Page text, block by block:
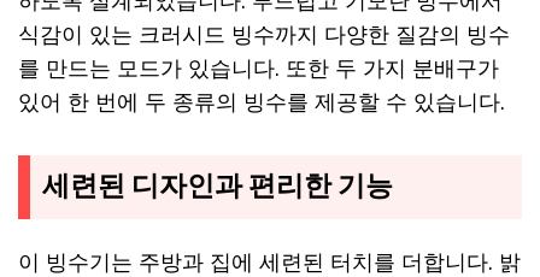
식감이 있는 크러시드 빙수까지 다양한 질감의 빙수
를 만드는 모드가 있습니다. 또한 두 가지 분배구가
있어 한 번에 두 종류의 빙수를 제공할 수 있습니다.
세련된 디자인과 편리한 기능
이 빙수기는 주방과 집에 세련된 터치를 더합니다. 밝